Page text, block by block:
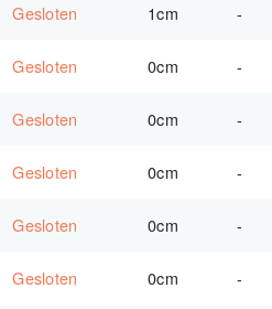
Gesloten 1cm -
Gesloten 0cm -
Gesloten 0cm -
Gesloten 0cm -
Gesloten 0cm -
Gesloten 0cm -